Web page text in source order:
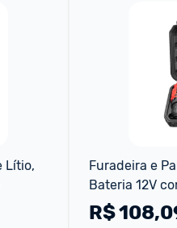
Lítio,
Furadeira e
Bateria 12V
FPF-06M
R$